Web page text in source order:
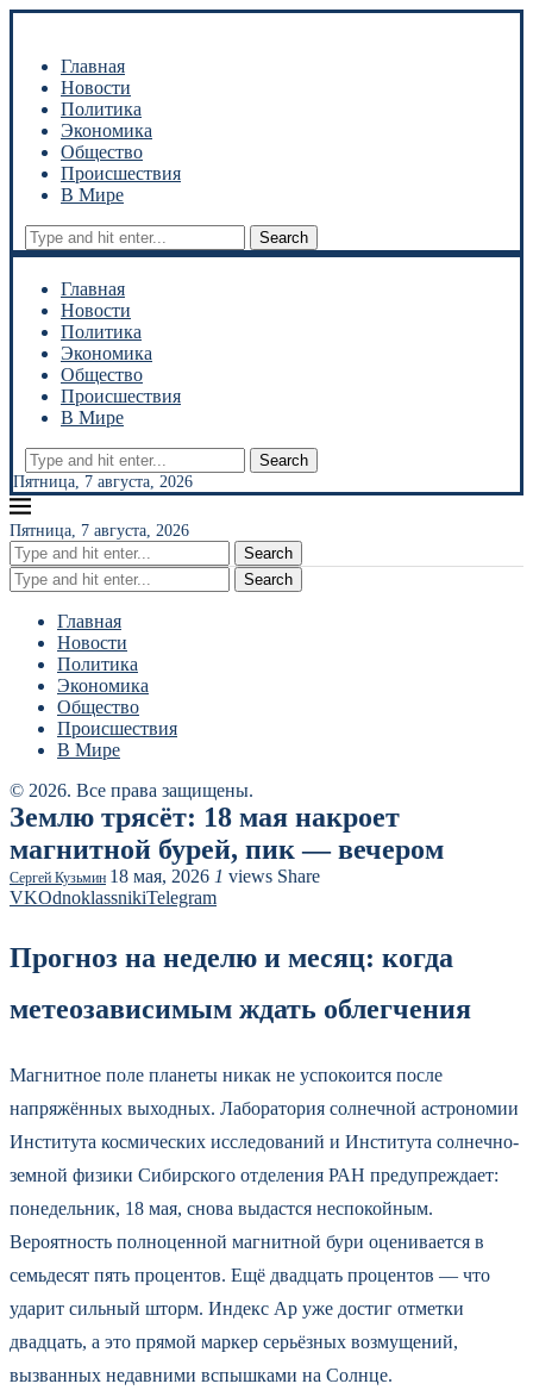
Главная
Новости
Политика
Экономика
Общество
Происшествия
В Мире
Search
Главная
Новости
Политика
Экономика
Общество
Происшествия
В Мире
Search
Пятница, 7 августа, 2026
Пятница, 7 августа, 2026
Search
Search
Главная
Новости
Политика
Экономика
Общество
Происшествия
В Мире
© 2026. Все права защищены.
Землю трясёт: 18 мая накроет
магнитной бурей, пик — вечером
Сергей Кузьмин 18 мая, 2026 1 views Share
VKOdnoklassnikiTelegram
Прогноз на неделю и месяц: когда
метеозависимым ждать облегчения
Магнитное поле планеты никак не успокоится после
напряжённых выходных. Лаборатория солнечной астрономии
Института космических исследований и Института солнечно-
земной физики Сибирского отделения РАН предупреждает:
понедельник, 18 мая, снова выдастся неспокойным.
Вероятность полноценной магнитной бури оценивается в
семьдесят пять процентов. Ещё двадцать процентов — что
ударит сильный шторм. Индекс Ap уже достиг отметки
двадцать, а это прямой маркер серьёзных возмущений,
вызванных недавними вспышками на Солнце.